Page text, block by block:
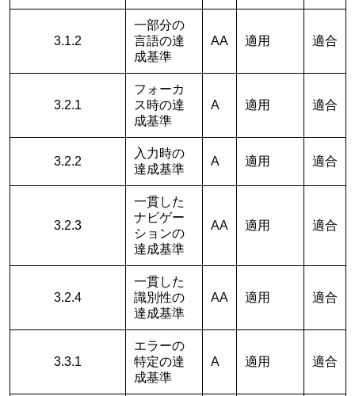
3.1.2
一部分の
言語の達
成基準
AA 適用 適合
3.2.1
フォーカ
ス時の達
成基準
A 適用 適合
3.2.2
入力時の
達成基準
A 適用 適合
3.2.3
一貫した
ナビゲー
ションの
達成基準
AA 適用 適合
3.2.4
一貫した
識別性の
達成基準
AA 適用 適合
3.3.1
エラーの
特定の達
成基準
A 適用 適合